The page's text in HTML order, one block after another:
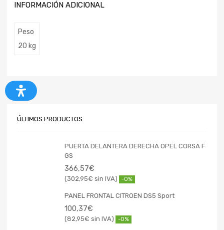
INFORMACIÓN ADICIONAL
Peso
20 kg
ÚLTIMOS PRODUCTOS
PUERTA DELANTERA DERECHA OPEL CORSA F
GS
366,57€
302,95€ -0%
PANEL FRONTAL CITROEN DS5 Sport
100,37€
82,95€ -0%